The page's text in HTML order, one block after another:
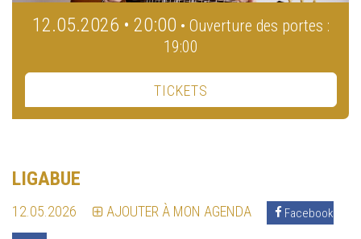
12.05.2026 • 20:00 • Ouverture des portes :
19:00
TICKETS
LIGABUE
12.05.2026 AJOUTER À MON AGENDA Facebook